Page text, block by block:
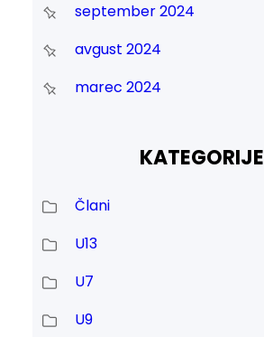
september 2024
avgust 2024
marec 2024
KATEGORIJE
Člani
U13
U7
U9